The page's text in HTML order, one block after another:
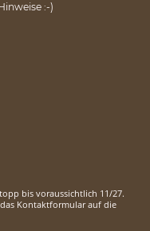
:-)
bis voraussichtlich 11/27.
Kontaktformular auf die